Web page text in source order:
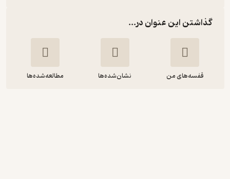
گذاشتن این عنوان در...
قفسه‌های من نشان‌شده‌ها مطالعه‌شده‌ها